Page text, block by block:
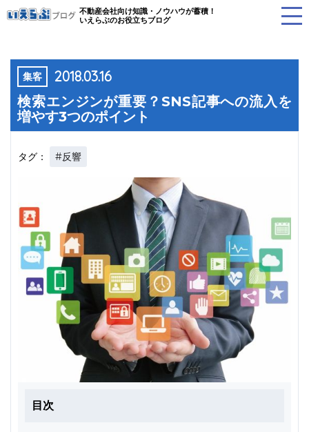
不動産会社向け知識・ノウハウが蓄積！
いえらぶのお役立ちブログ
集客 2018.03.16
検索エンジンが重要？SNS記事への流入を
増やす3つのポイント
タグ： #反響
目次